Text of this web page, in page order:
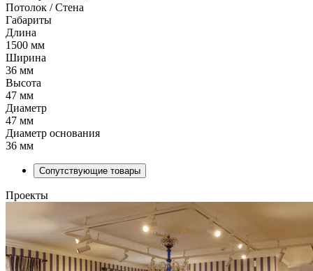
Потолок / Cтена
Габариты
Длина
1500 мм
Ширина
36 мм
Высота
47 мм
Диаметр
47 мм
Диаметр основания
36 мм
Сопутствующие товары
Проекты